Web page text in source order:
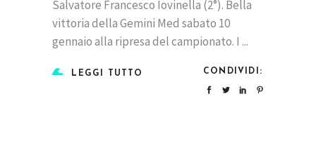
Salvatore Francesco Iovinella (2°). Bella
vittoria della Gemini Med sabato 10
gennaio alla ripresa del campionato. I
LEGGI TUTTO CONDIVIDI: